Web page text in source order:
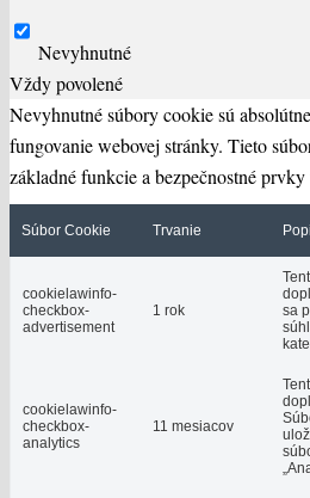
Nevyhnutné
Vždy povolené
Nevyhnutné súbory cookie sú
fungovanie webovej stránky. Tieto
základné funkcie a bezpečnostné
Súbor Cookie Trvanie
cookielawinfo-
checkbox-
advertisement
1 rok
sa
cookielawinfo-
checkbox-
analytics
11 mesiacov